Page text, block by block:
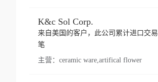
K&c Sol Corp.
来自美国的客户，此公司累计进口交易
笔
主营： ceramic ware,artifical flower